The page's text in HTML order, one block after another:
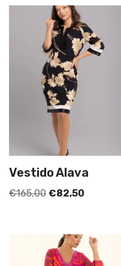
Vestido Alava
€165,00 €82,50